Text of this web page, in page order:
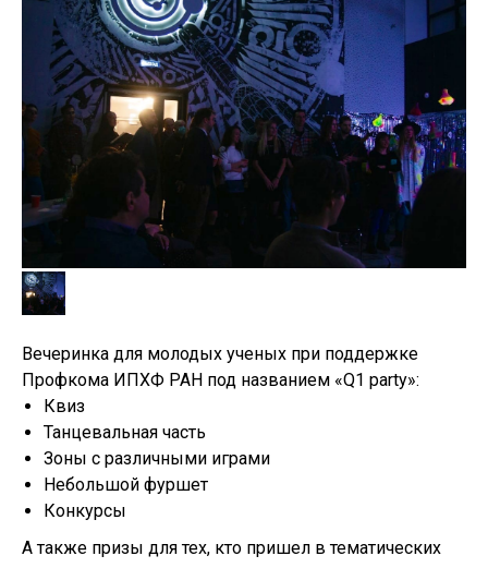
Вечеринка для молодых ученых при поддержке
Профкома ИПХФ РАН под названием «Q1 party»:
Квиз
Танцевальная часть
Зоны с различными играми
Небольшой фуршет
Конкурсы
А также призы для тех, кто пришел в тематических
DEFLEUR & ORC